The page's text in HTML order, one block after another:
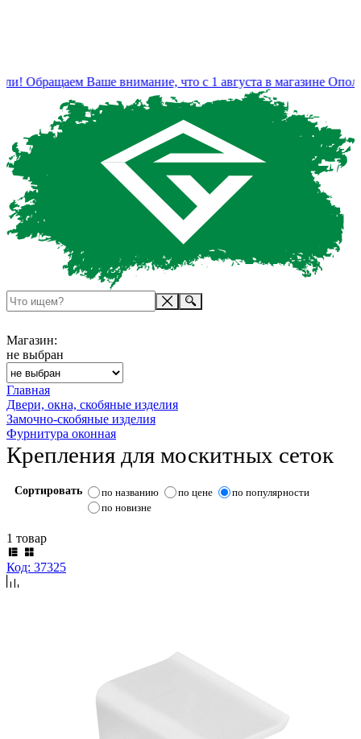
Обращаем Ваше внимание, что с 1 августа в магазине
Магазин:
не выбран
Главная
Двери, окна, скобяные изделия
Замочно-скобяные изделия
Фурнитура оконная
Крепления для москитных сеток
Сортировать по названию по цене
по популярности
по новизне
1 товар
Код: 37325